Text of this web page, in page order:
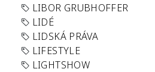
LIBOR GRUBHOFFER
LIDÉ
LIDSKÁ PRÁVA
LIFESTYLE
LIGHTSHOW